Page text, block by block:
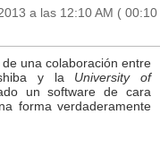
a las 12:10 AM ( 00:10
una colaboración entre
y la University of
un software de cara
forma verdaderamente